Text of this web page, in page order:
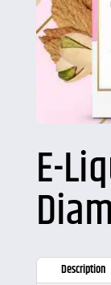
E-
Description